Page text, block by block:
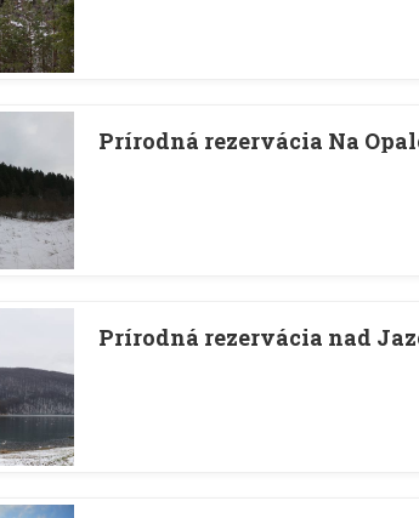
Prírodná rezervácia Na
Prírodná rezervácia nad